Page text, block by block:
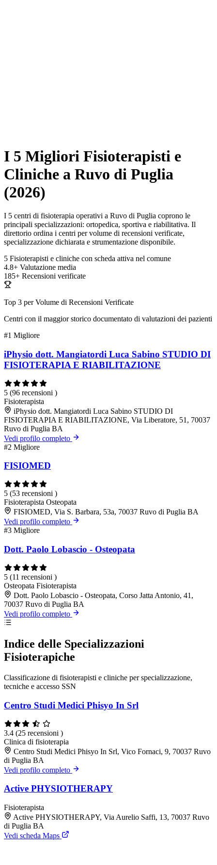
I 5 Migliori Fisioterapisti e
Cliniche a Ruvo di Puglia
(2026)
I 5 centri di fisioterapia operativi a Ruvo di Puglia coprono le
principali specializzazioni: ortopedica, sportiva e riabilitativa. Il
direttorio ordina i centri per volume di recensioni verificate,
specializzazione dichiarata e strumentazione disponibile.
5 Fisioterapisti e cliniche con scheda attiva nel comune
4.8+ Valutazione media
185+ Recensioni verificate
Top 3 per Volume di Recensioni Verificate
Centri con il maggior storico documentato di valutazioni dei pazienti
#1 Migliore
iPhysio dott. Mangiatordi Luca Sabino STUDIO DI
FISIOTERAPIA E RIABILITAZIONE
5 (96 recensioni )
Fisioterapista
iPhysio dott. Mangiatordi Luca Sabino STUDIO DI
FISIOTERAPIA E RIABILITAZIONE, Via Liberatore, 51, 70037
Ruvo di Puglia BA
Vedi profilo completo
#2 Migliore
FISIOMED
5 (53 recensioni )
Fisioterapista Osteopata
FISIOMED, Via S. Barbara, 53a, 70037 Ruvo di Puglia BA
Vedi profilo completo
#3 Migliore
Dott. Paolo Lobascio - Osteopata
5 (11 recensioni )
Osteopata Fisioterapista
Dott. Paolo Lobascio - Osteopata, Corso Jatta Antonio, 41,
70037 Ruvo di Puglia BA
Vedi profilo completo
Indice delle Specializzazioni
Fisioterapiche
Classificazione di fisioterapisti e cliniche per specializzazione,
tecniche e accesso SSN
Centro Studi Medici Phisyo In Srl
3.4 (25 recensioni )
Clinica di fisioterapia
Centro Studi Medici Phisyo In Srl, Vico Fornaci, 9, 70037 Ruvo
di Puglia BA
Vedi profilo completo
Active PHYSIOTHERAPY
Fisioterapista
Active PHYSIOTHERAPY, Via Aurelio Saffi, 13, 70037 Ruvo
di Puglia BA
Vedi scheda Maps